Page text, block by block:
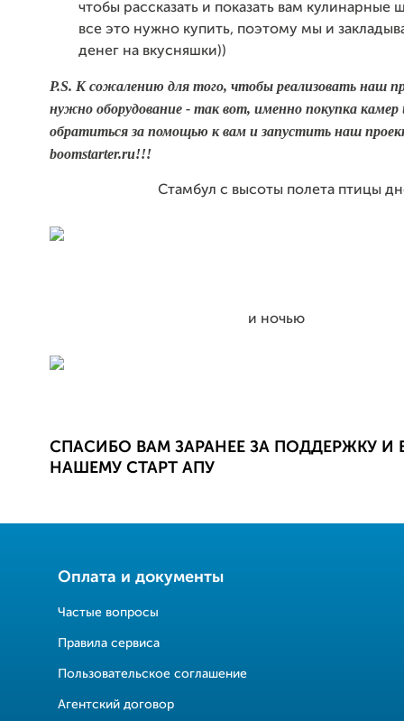
чтобы рассказать и показать вам кулинарные
все это нужно купить, поэтому мы и
денег на вкусняшки))
P.S. К сожалению для того, чтобы реализовать наш
нужно оборудование - так вот, именно покупка камер
обратиться за помощью к вам и запустить наш
boomstarter.ru!!!
Стамбул с высоты полета птицы
и ночью
СПАСИБО ВАМ ЗАРАНЕЕ ЗА ПОДДЕРЖКУ И
НАШЕМУ СТАРТ АПУ
Оплата и документы
Частые вопросы
Правила сервиса
Пользовательское соглашение
Агентский договор